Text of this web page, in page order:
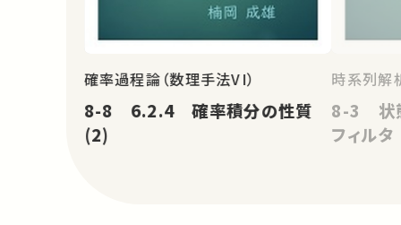
確率過程論（数理手法VI）
8-8 6.2.4 確率積分の性質
(2)
時系列解
8-3 状
フィルタ